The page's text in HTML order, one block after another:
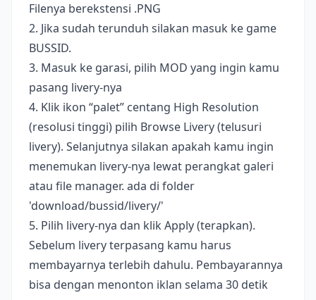
Filenya berekstensi .PNG
2. Jika sudah terunduh silakan masuk ke game
BUSSID.
3. Masuk ke garasi, pilih MOD yang ingin kamu
pasang livery-nya
4. Klik ikon “palet” centang High Resolution
(resolusi tinggi) pilih Browse Livery (telusuri
livery). Selanjutnya silakan apakah kamu ingin
menemukan livery-nya lewat perangkat galeri
atau file manager. ada di folder
'download/bussid/livery/'
5. Pilih livery-nya dan klik Apply (terapkan).
Sebelum livery terpasang kamu harus
membayarnya terlebih dahulu. Pembayarannya
bisa dengan menonton iklan selama 30 detik